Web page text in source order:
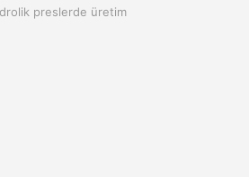
preslerde üretim